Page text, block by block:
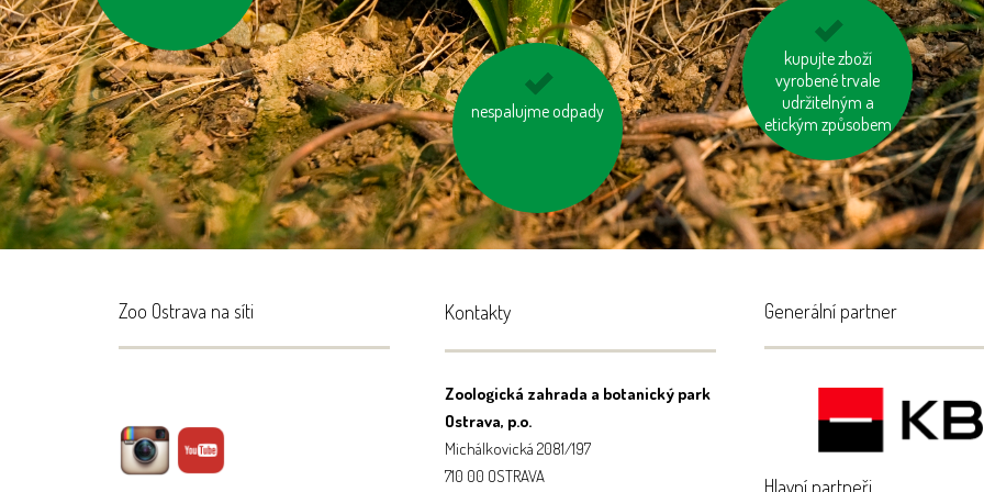
nespalujme odpady
nepřetápějme
kupujte zboží
vyrobené trvale
udržitelným a
etickým způsobem
odevzdávejme
vysloužilé
elektrospotřebiče do
kontejnerů
Zoo Ostrava na síti Kontakty
Zoologická zahrada a botanický park
Ostrava, p.o.
Michálkovická 2081/197
710 00 OSTRAVA
Generální partner
Hlavní partneři